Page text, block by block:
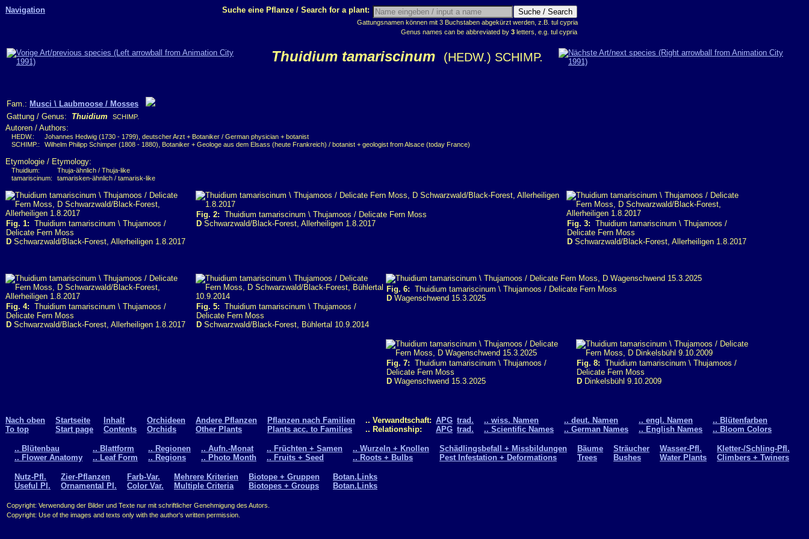
Navigation Suche eine Pflanze / Search for a plant:
Gattungsnamen können mit 3 Buchstaben abgekürzt werden, z.B. tul cypria
Genus names can be abbreviated by 3 letters, e.g. tul cypria
Thuidium tamariscinum (HEDW.) SCHIMP.
Fam.: Musci \ Laubmoose / Mosses
Gattung / Genus: Thuidium SCHIMP.
Autoren / Authors:
HEDW.:
Johannes Hedwig (1730 - 1799), deutscher Arzt + Botaniker / German physician + botanist
SCHIMP.:
Wilhelm Philipp Schimper (1808 - 1880), Botaniker + Geologe aus dem Elsass (heute Frankreich) / botanist + geologist from Alsace (today France)
Etymologie / Etymology:
Thuidium:
Thuja-ähnlich / Thuja-like
tamariscinum:
tamarisken-ähnlich / tamarisk-like
Fig. 1: Thuidium tamariscinum \ Thujamoos /
Delicate Fern Moss
D Schwarzwald/Black-Forest, Allerheiligen 1.8.2017
Fig. 2: Thuidium tamariscinum \ Thujamoos / Delicate Fern Moss
D Schwarzwald/Black-Forest, Allerheiligen 1.8.2017 Fig. 3: Thuidium tamariscinum \ Thujamoos /
Delicate Fern Moss
D Schwarzwald/Black-Forest, Allerheiligen 1.8.2017
Fig. 4: Thuidium tamariscinum \ Thujamoos /
Delicate Fern Moss
D Schwarzwald/Black-Forest, Allerheiligen 1.8.2017
Fig. 5: Thuidium tamariscinum \ Thujamoos /
Delicate Fern Moss
D Schwarzwald/Black-Forest, Bühlertal 10.9.2014
Fig. 6: Thuidium tamariscinum \ Thujamoos / Delicate Fern Moss
D Wagenschwend 15.3.2025
Fig. 7: Thuidium tamariscinum \ Thujamoos /
Delicate Fern Moss
D Wagenschwend 15.3.2025
Fig. 8: Thuidium tamariscinum \ Thujamoos /
Delicate Fern Moss
D Dinkelsbühl 9.10.2009
Nach oben
To top
Startseite
Start page
Inhalt
Contents
Orchideen
Orchids
Andere Pflanzen
Other Plants
Pflanzen nach Familien
Plants acc. to Families
.. Verwandtschaft:
.. Relationship:
APG
APG
trad.
trad.
.. wiss. Namen
.. Scientific Names
.. deut. Namen
.. German Names
.. engl. Namen
.. English Names
.. Blütenfarben
.. Bloom Colors
.. Blütenbau
.. Flower Anatomy
.. Blattform
.. Leaf Form
.. Regionen
.. Regions
.. Aufn.-Monat
.. Photo Month
.. Früchten + Samen
.. Fruits + Seed
.. Wurzeln + Knollen
.. Roots + Bulbs
Schädlingsbefall + Missbildungen
Pest Infestation + Deformations
Bäume
Trees
Sträucher
Bushes
Wasser-Pfl.
Water Plants
Kletter-/Schling-Pfl.
Climbers + Twiners
Nutz-Pfl.
Useful Pl.
Zier-Pflanzen
Ornamental Pl.
Farb-Var.
Color Var.
Mehrere Kriterien
Multiple Criteria
Biotope + Gruppen
Biotopes + Groups
Botan.Links
Botan.Links
Copyright: Verwendung der Bilder und Texte nur mit schriftlicher Genehmigung des Autors.
Copyright: Use of the images and texts only with the author's written permission.